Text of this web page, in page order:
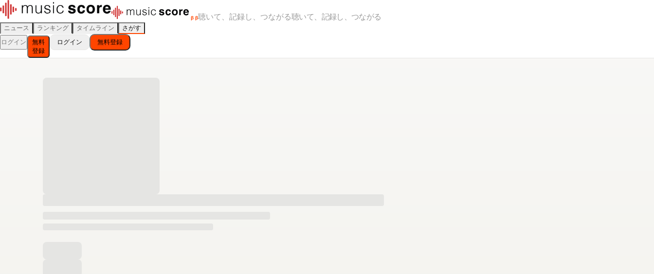
β β聴いて、記録し、つながる聴いて、記録し、つながる
ニュース ランキング タイムライン
さがす
ログイン
無料
登録
ログイン 無料登録